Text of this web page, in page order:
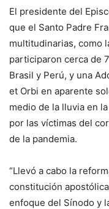
El presidente del
que el Santo Padre
multitudinarias, como
participaron cerca de
Brasil y Perú, y una
et Orbi en aparente
medio de la lluvia en
por las víctimas del
de la pandemia.
“Llevó a cabo la
constitución
enfoque del Sínodo y